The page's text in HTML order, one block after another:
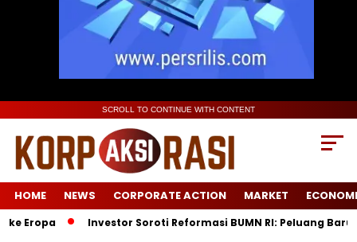
SCROLL TO CONTINUE WITH CONTENT
HOME NEWS CORPORATE ACTION MARKET
Investor Soroti Reformasi BUMN RI: Peluang Baru Pasca